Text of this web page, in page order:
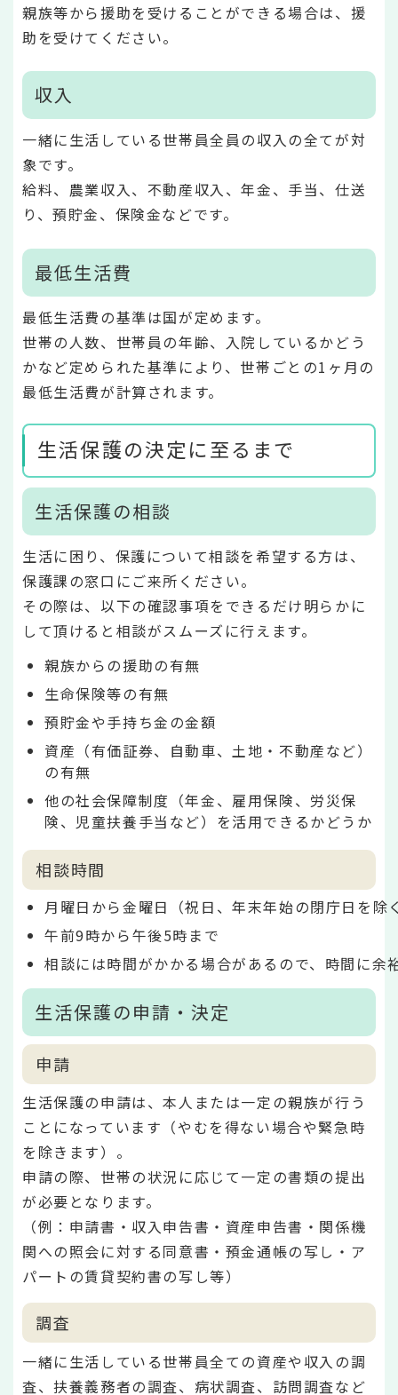
親族等から援助を受けることができる場合は、援
助を受けてください。
収入
一緒に生活している世帯員全員の収入の全てが対
象です。
給料、農業収入、不動産収入、年金、手当、仕送
り、預貯金、保険金などです。
最低生活費
最低生活費の基準は国が定めます。
世帯の人数、世帯員の年齢、入院しているかどう
かなど定められた基準により、世帯ごとの1ヶ月の
最低生活費が計算されます。
生活保護の決定に至るまで
生活保護の相談
生活に困り、保護について相談を希望する方は、
保護課の窓口にご来所ください。
その際は、以下の確認事項をできるだけ明らかに
して頂けると相談がスムーズに行えます。
親族からの援助の有無
生命保険等の有無
預貯金や手持ち金の金額
資産（有価証券、自動車、土地・不動産など）
の有無
他の社会保障制度（年金、雇用保険、労災保
険、児童扶養手当など）を活用できるかどうか
相談時間
月曜日から金曜日（祝日、年末年始の閉庁日を除
午前9時から午後5時まで
相談には時間がかかる場合があるので、時間に余
生活保護の申請・決定
申請
生活保護の申請は、本人または一定の親族が行う
ことになっています（やむを得ない場合や緊急時
を除きます）。
申請の際、世帯の状況に応じて一定の書類の提出
が必要となります。
（例：申請書・収入申告書・資産申告書・関係機
関への照会に対する同意書・預金通帳の写し・ア
パートの賃貸契約書の写し等）
調査
一緒に生活している世帯員全ての資産や収入の調
査、扶養義務者の調査、病状調査、訪問調査など